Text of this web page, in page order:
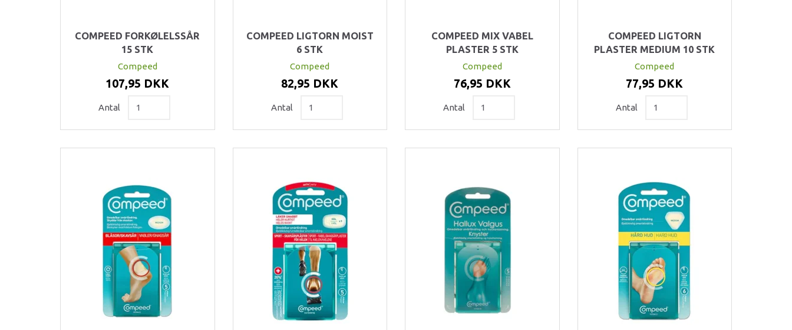
COMPEED FORKØLELSSÅR
15 STK
Compeed
107,95 DKK
Antal
COMPEED LIGTORN MOIST
6 STK
Compeed
82,95 DKK
Antal
COMPEED MIX VABEL
PLASTER 5 STK
Compeed
76,95 DKK
Antal
COMPEED LIGTORN
PLASTER MEDIUM 10 STK
Compeed
77,95 DKK
Antal